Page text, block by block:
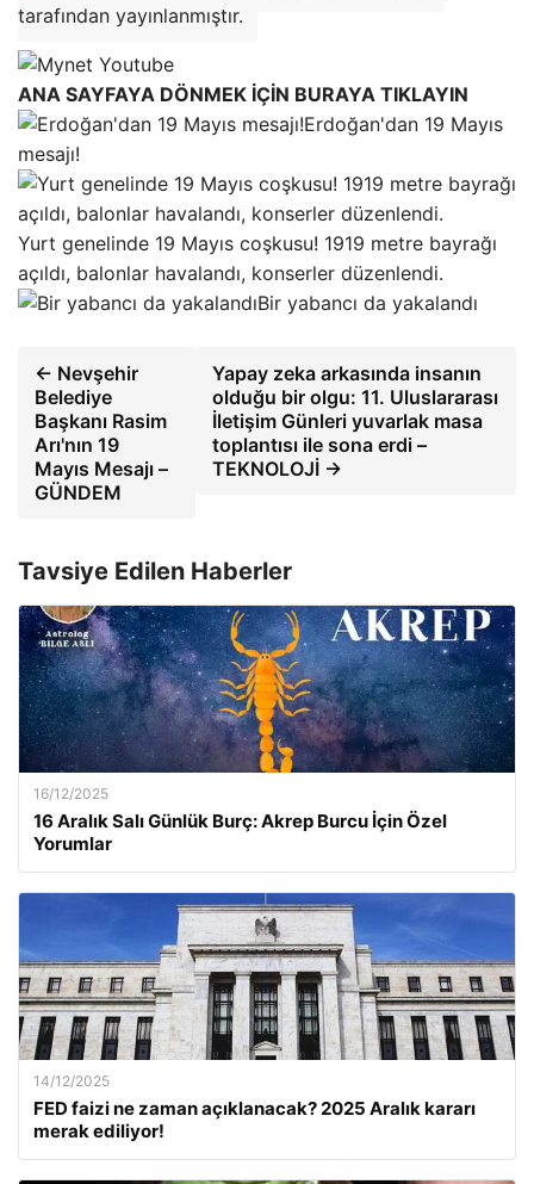
tarafından yayınlanmıştır.
ANA SAYFAYA DÖNMEK İÇİN BURAYA TIKLAYIN
Erdoğan'dan 19 Mayıs
mesajı!
Yurt genelinde 19 Mayıs coşkusu! 1919 metre bayrağı
açıldı, balonlar havalandı, konserler düzenlendi.
Bir yabancı da yakalandı
← Nevşehir
Belediye
Başkanı Rasim
Arı'nın 19
Mayıs Mesajı –
GÜNDEM
Yapay zeka arkasında insanın
olduğu bir olgu: 11. Uluslararası
İletişim Günleri yuvarlak masa
toplantısı ile sona erdi –
TEKNOLOJİ →
Tavsiye Edilen Haberler
16/12/2025
16 Aralık Salı Günlük Burç: Akrep Burcu İçin Özel
Yorumlar
14/12/2025
FED faizi ne zaman açıklanacak? 2025 Aralık kararı
merak ediliyor!